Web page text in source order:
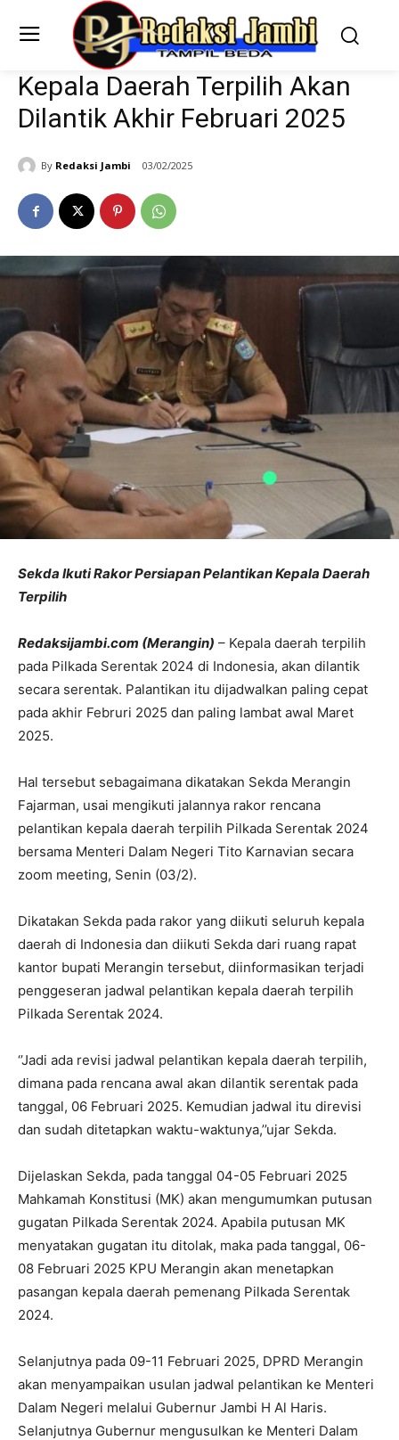
Kepala Daerah Terpilih Akan
Dilantik Akhir Februari 2025
By Redaksi Jambi 03/02/2025
Sekda Ikuti Rakor Persiapan Pelantikan Kepala Daerah
Terpilih
Redaksijambi.com (Merangin) – Kepala daerah terpilih
pada Pilkada Serentak 2024 di Indonesia, akan dilantik
secara serentak. Palantikan itu dijadwalkan paling cepat
pada akhir Februri 2025 dan paling lambat awal Maret
2025.
Hal tersebut sebagaimana dikatakan Sekda Merangin
Fajarman, usai mengikuti jalannya rakor rencana
pelantikan kepala daerah terpilih Pilkada Serentak 2024
bersama Menteri Dalam Negeri Tito Karnavian secara
zoom meeting, Senin (03/2).
Dikatakan Sekda pada rakor yang diikuti seluruh kepala
daerah di Indonesia dan diikuti Sekda dari ruang rapat
kantor bupati Merangin tersebut, diinformasikan terjadi
penggeseran jadwal pelantikan kepala daerah terpilih
Pilkada Serentak 2024.
‘’Jadi ada revisi jadwal pelantikan kepala daerah terpilih,
dimana pada rencana awal akan dilantik serentak pada
tanggal, 06 Februari 2025. Kemudian jadwal itu direvisi
dan sudah ditetapkan waktu-waktunya,’’ujar Sekda.
Dijelaskan Sekda, pada tanggal 04-05 Februari 2025
Mahkamah Konstitusi (MK) akan mengumumkan putusan
gugatan Pilkada Serentak 2024. Apabila putusan MK
menyatakan gugatan itu ditolak, maka pada tanggal, 06-
08 Februari 2025 KPU Merangin akan menetapkan
pasangan kepala daerah pemenang Pilkada Serentak
2024.
Selanjutnya pada 09-11 Februari 2025, DPRD Merangin
akan menyampaikan usulan jadwal pelantikan ke Menteri
Dalam Negeri melalui Gubernur Jambi H Al Haris.
Selanjutnya Gubernur mengusulkan ke Menteri Dalam